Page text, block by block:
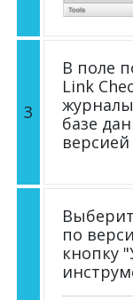
3
В поле
Link
журналы
базе
по
кнопку